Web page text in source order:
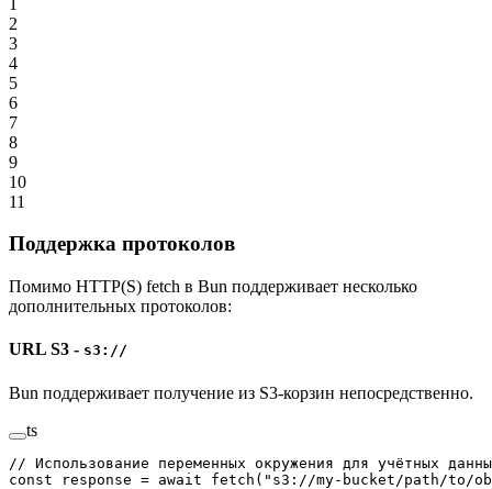
2
3
4
5
6
7
8
9
10
11
Поддержка протоколов
Помимо HTTP(S) fetch в Bun поддерживает несколько
дополнительных протоколов:
URL S3 - s3://
Bun поддерживает получение из S3-корзин непосредственно.
ts
// Использование переменных окружения для учётных
const response = await fetch ( "s3://my-bucket/path/to/